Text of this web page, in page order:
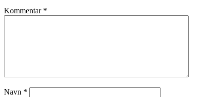
Kommentar *
Navn *